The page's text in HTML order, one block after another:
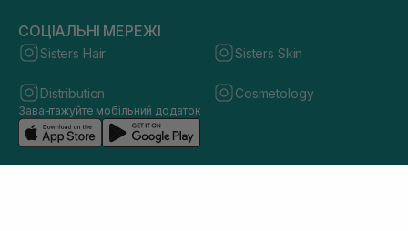
СОЦІАЛЬНІ МЕРЕЖІ
Sisters Hair Sisters Skin
Distribution Cosmetology
Завантажуйте мобільний додаток